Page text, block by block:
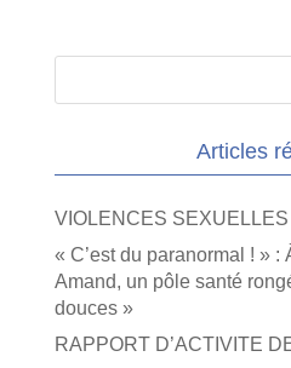
Articles
VIOLENCES SEXUELLES
« C’est du paranormal ! » :
Amand, un pôle santé
douces »
RAPPORT D’ACTIVITE